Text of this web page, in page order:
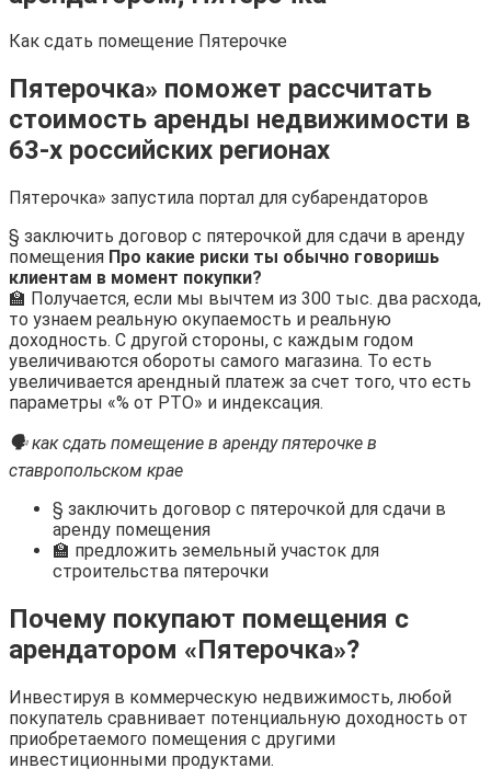
Как сдать помещение Пятерочке
Пятерочка» поможет рассчитать
стоимость аренды недвижимости в
63-х российских регионах
Пятeрочка» запустила портал для субарендаторов
§ заключить договор с пятерочкой для сдачи в аренду
помещения Про какие риски ты обычно говоришь
клиентам в момент покупки?
🏫 Получается, если мы вычтем из 300 тыс. два расхода,
то узнаем реальную окупаемость и реальную
доходность. С другой стороны, с каждым годом
увеличиваются обороты самого магазина. То есть
увеличивается арендный платеж за счет того, что есть
параметры «% от РТО» и индексация.
🗣 как сдать помещение в аренду пятерочке в
ставропольском крае
§ заключить договор с пятерочкой для сдачи в
аренду помещения
🏫 предложить земельный участок для
строительства пятерочки
Почему покупают помещения с
арендатором «Пятерочка»?
Инвестируя в коммерческую недвижимость, любой
покупатель сравнивает потенциальную доходность от
приобретаемого помещения с другими
инвестиционными продуктами.